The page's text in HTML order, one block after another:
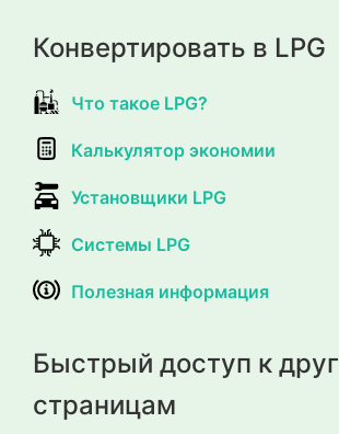
Конвертировать в LPG
Что такое LPG?
Калькулятор экономии
Установщики LPG
Системы LPG
Полезная информация
Быстрый доступ к
страницам